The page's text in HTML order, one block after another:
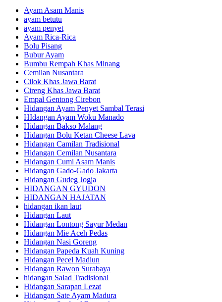
Ayam Asam Manis
ayam betutu
ayam penyet
Ayam Rica-Rica
Bolu Pisang
Bubur Ayam
Bumbu Rempah Khas Minang
Cemilan Nusantara
Cilok Khas Jawa Barat
Cireng Khas Jawa Barat
Empal Gentong Cirebon
Hidangan Ayam Penyet Sambal Terasi
HIdangan Ayam Woku Manado
Hidangan Bakso Malang
Hidangan Bolu Ketan Cheese Lava
Hidangan Camilan Tradisional
Hidangan Cemilan Nusantara
Hidangan Cumi Asam Manis
Hidangan Gado-Gado Jakarta
Hidangan Gudeg Jogja
HIDANGAN GYUDON
HIDANGAN HAJATAN
hidangan ikan laut
Hidangan Laut
Hidangan Lontong Sayur Medan
Hidangan Mie Aceh Pedas
Hidangan Nasi Goreng
Hidangan Papeda Kuah Kuning
Hidangan Pecel Madiun
Hidangan Rawon Surabaya
hidangan Salad Tradisional
Hidangan Sarapan Lezat
Hidangan Sate Ayam Madura